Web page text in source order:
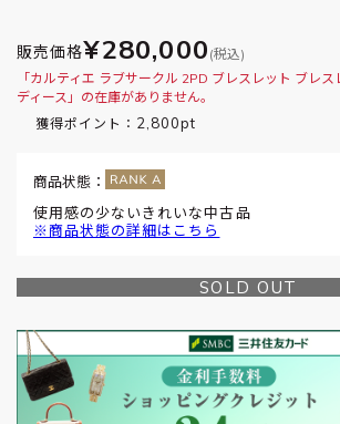
販売価格¥280,000 (税込)
「カルティエ ラブサークル 2PD ブレスレット ブレ
ディース」の在庫がありません。
獲得ポイント： 2,800pt
商品状態：
使用感の少ないきれいな中古品
※商品状態の詳細はこちら
SOLD OUT